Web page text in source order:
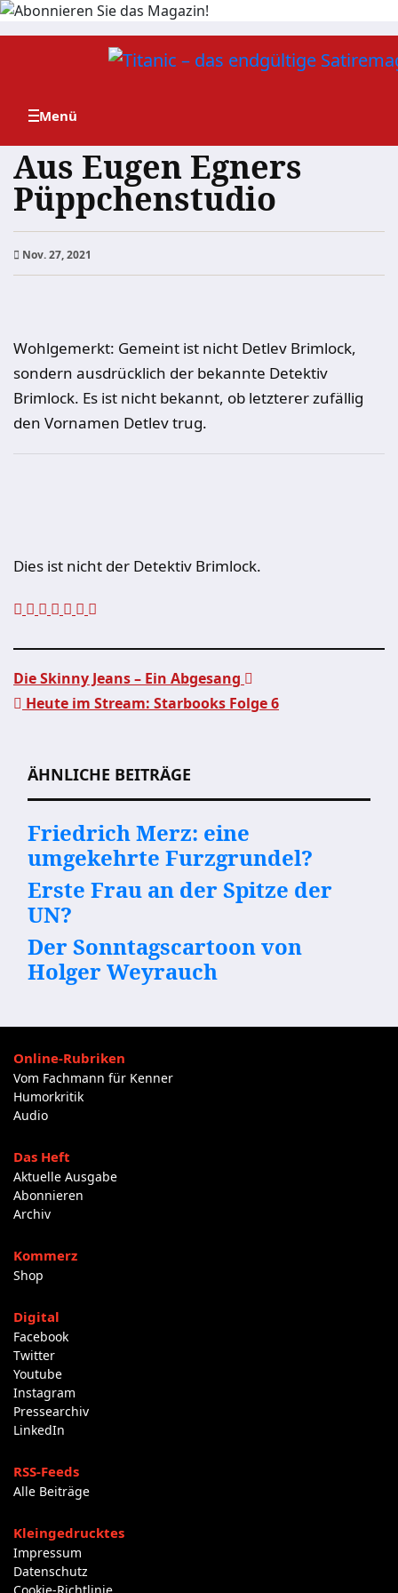
Zum
Aus Eugen Egners
Püppchenstudio
Nov. 27, 2021
Wohlgemerkt: Gemeint ist nicht Detlev Brimlock,
sondern ausdrücklich der bekannte Detektiv
Brimlock. Es ist nicht bekannt, ob letzterer zufällig
den Vornamen Detlev trug.
Dies ist nicht der Detektiv Brimlock.
Die Skinny Jeans – Ein Abgesang
Heute im Stream: Starbooks Folge 6
ÄHNLICHE BEITRÄGE
Friedrich Merz: eine
umgekehrte Furzgrundel?
Erste Frau an der Spitze der
UN?
Der Sonntagscartoon von
Holger Weyrauch
Online-Rubriken
Vom Fachmann für Kenner
Humorkritik
Audio
Das Heft
Aktuelle Ausgabe
Abonnieren
Archiv
Kommerz
Shop
Digital
Facebook
Twitter
Youtube
Instagram
Pressearchiv
LinkedIn
RSS-Feeds
Alle Beiträge
Kleingedrucktes
Impressum
Datenschutz